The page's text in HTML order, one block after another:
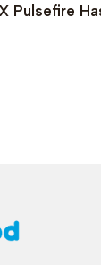
Pulsefire